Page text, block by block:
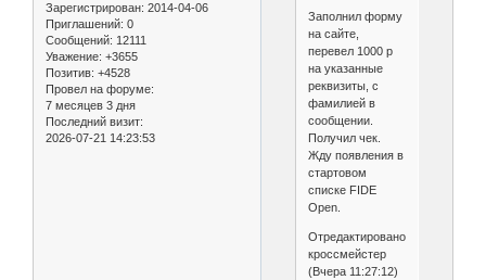
Зарегистрирован: 2014-04-06
Приглашений: 0
Сообщений: 12111
Уважение: +3655
Позитив: +4528
Провел на форуме:
7 месяцев 3 дня
Последний визит:
2026-07-21 14:23:53
Заполнил форму
на сайте,
перевел 1000 р
на указанные
реквизиты, с
фамилией в
сообщении.
Получил чек.
Жду появления в
стартовом
списке FIDE
Open.
Отредактировано
кроссмейстер
(Вчера 11:27:12)